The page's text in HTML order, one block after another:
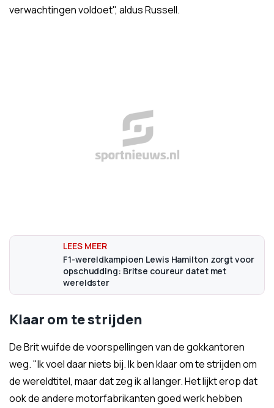
verwachtingen voldoet", aldus Russell.
F1-wereldkampioen Lewis Hamilton zorgt voor
opschudding: Britse coureur datet met
wereldster
Klaar om te strijden
De Brit wuifde de voorspellingen van de gokkantoren
weg. "Ik voel daar niets bij. Ik ben klaar om te strijden om
de wereldtitel, maar dat zeg ik al langer. Het lijkt erop dat
ook de andere motorfabrikanten goed werk hebben